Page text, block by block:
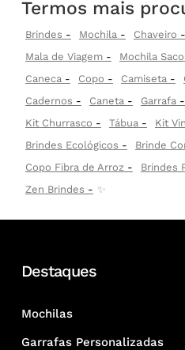
Termos mais
Brindes Mochila Chaveiro
Mala de Viagem
Mochila Saco
Caneca
Copo Camiseta
Cadernos
Caneta Garrafa
Kit Churrasco
Tábua
Kit
Brindes Ecológicos
Brinde
Copo Fibra de Arroz
Brindes
Zen Brindes
✨
Destaques
Mochilas
Garrafas Personalizadas